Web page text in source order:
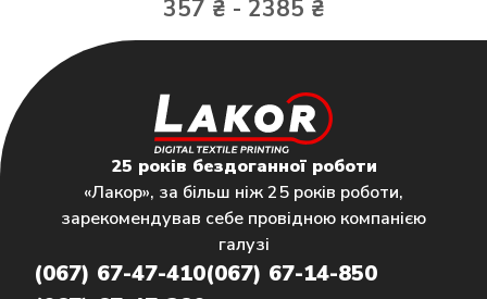
357 ₴ - 2385 ₴
25 років бездоганної роботи
«Лакор», за більш ніж 25 років роботи,
зарекомендував себе провідною компанією
галузі
(067) 67-47-410(067) 67-14-850